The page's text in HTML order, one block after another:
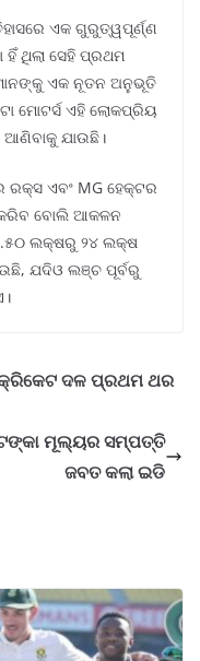
ଏକ ଗୁରୁତ୍ୱପୂର୍ଣ୍ଣ
ହିଁ ଥିଲା ସେହି ପ୍ରଥମ
ଏକ ନୂତନ ଅନୁଭୂତି
ମୋଟର୍ସ ଏହି ଲୋକପ୍ରିୟ
ଯାଉଛି।
ରକ୍ସ ଏବଂ MG ହେକ୍ଟର
କରିବ ବୋଲି ଆକଳନ
ଲକ୍ଷରୁ ୨୪ ଲକ୍ଷ
ଯଦିଓ ଲଞ୍ଚ ପୂର୍ବରୁ
କ୍ରିକେଟ ଦଳ ପ୍ରଥମ ଥର
ଟଙ୍କା ମୂଲ୍ୟର ସମ୍ପତ୍ତି
ଜବତ କଲା ଇଡି